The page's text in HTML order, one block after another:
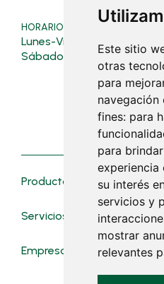
Este sitio
otras
para
navegación
fines: para
para
experiencia
su interés
servicios y
mostrar
relevantes
HORARIO TIENDA
Lunes-Viernes: 08:00-19:30
Sábados: 08:00-13:00
Productos
Servicios
Empresa